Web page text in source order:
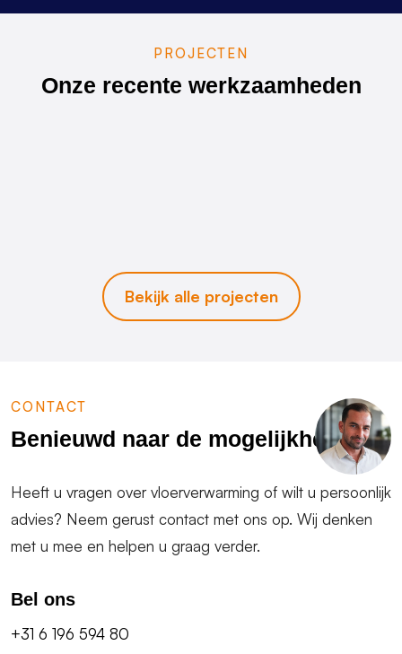
PROJECTEN
Onze recente werkzaamheden
Bekijk alle projecten
CONTACT
Benieuwd naar de mogelijkheden?
Heeft u vragen over vloerverwarming of wilt u persoonlijk
advies? Neem gerust contact met ons op. Wij denken
met u mee en helpen u graag verder.
Bel ons
+31 6 196 594 80